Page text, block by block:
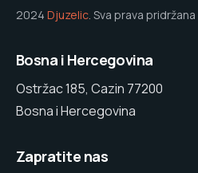
2024 Djuzelic. Sva prava pridržana
Bosna i Hercegovina
Ostržac 185, Cazin 77200
Bosna i Hercegovina
Zapratite nas